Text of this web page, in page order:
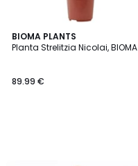
BIOMA PLANTS
Planta Strelitzia Nicolai, BIOMA
89.99 €